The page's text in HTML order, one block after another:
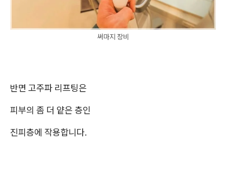
써마지 장비
반면 고주파 리프팅은
피부의 좀 더 얕은 층인
진피층에 작용합니다.